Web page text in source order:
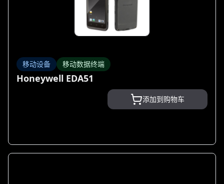
移动设备 移动数据终端
Honeywell EDA51
添加到购物车